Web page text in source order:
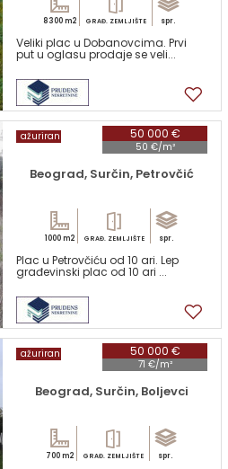
8300 m2 GRAĐ. ZEMLJIŠTE spr.
Veliki plac u Dobanovcima. Prvi
put u oglasu prodaje se veli...
50 000 €
50 €/m²
ažuriran
Beograd, Surčin, Petrovčić
1000 m2 GRAĐ. ZEMLJIŠTE spr.
Plac u Petrovčiću od 10 ari. Lep
građevinski plac od 10 ari ...
50 000 €
71 €/m²
ažuriran
Beograd, Surčin, Boljevci
700 m2 GRAĐ. ZEMLJIŠTE spr.